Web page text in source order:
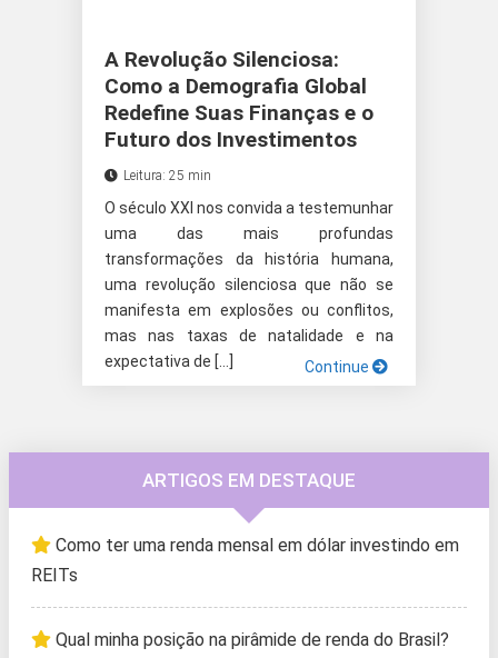
A Revolução Silenciosa:
Como a Demografia Global
Redefine Suas Finanças e o
Futuro dos Investimentos
Leitura: 25 min
O século XXI nos convida a testemunhar
uma das mais profundas
transformações da história humana,
uma revolução silenciosa que não se
manifesta em explosões ou conflitos,
mas nas taxas de natalidade e na
expectativa de […]
Continue
ARTIGOS EM DESTAQUE
Como ter uma renda mensal em dólar investindo em
REITs
Qual minha posição na pirâmide de renda do Brasil?